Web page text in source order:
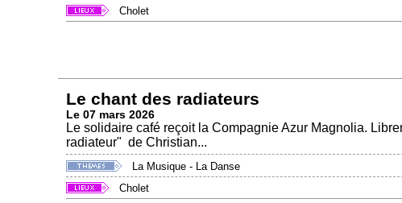
Cholet
Le chant des radiateurs
Le 07 mars 2026
Le solidaire café reçoit la Compagnie Azur Magnolia.
radiateur" de Christian...
La Musique - La Danse
Cholet